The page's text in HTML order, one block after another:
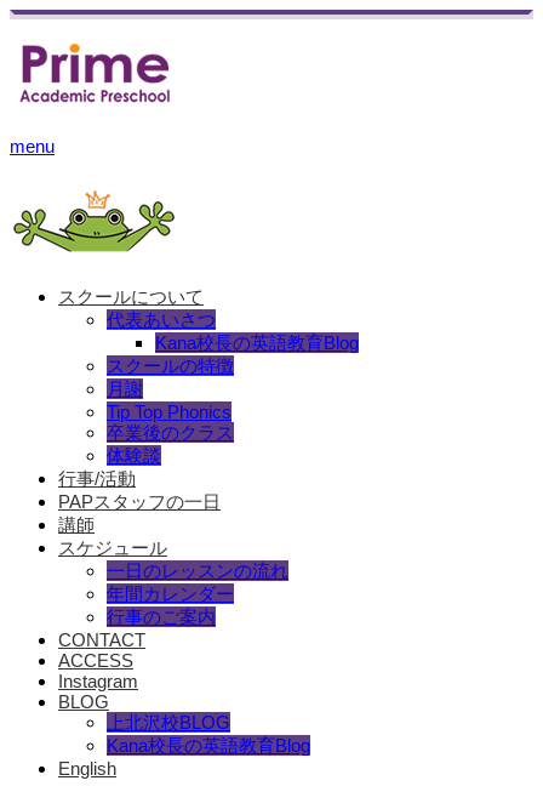
menu
スクールについて
代表あいさつ
Kana校長の英語教育Blog
スクールの特徴
月謝
Tip Top Phonics
卒業後のクラス
体験談
行事/活動
PAPスタッフの一日
講師
スケジュール
一日のレッスンの流れ
年間カレンダー
行事のご案内
CONTACT
ACCESS
Instagram
BLOG
上北沢校BLOG
Kana校長の英語教育Blog
English